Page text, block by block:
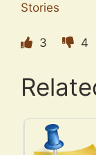
Stories
3 4